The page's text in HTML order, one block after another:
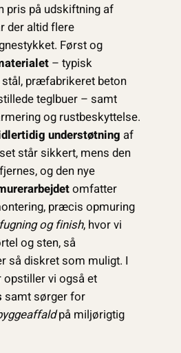
pris på udskiftning af
der altid flere
Først og
– typisk
præfabrikeret beton
teglbuer – samt
og rustbeskyttelse.
understøtning af
står sikkert, mens den
og den nye
omfatter
præcis opmuring
fugning og finish, hvor vi
og sten, så
så diskret som muligt. I
vi også et
samt sørger for
på miljørigtig